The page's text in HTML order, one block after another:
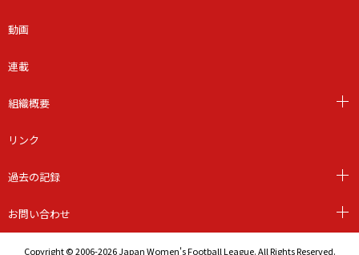
動画
連載
組織概要
リンク
過去の記録
お問い合わせ
Copyright © 2006-2026 Japan Women's Football League. All Rights Reserved.